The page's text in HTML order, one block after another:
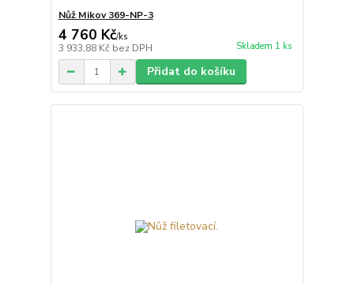
Nůž Mikov 369-NP-3
4 760 Kč/ks
3 933,88 Kč bez DPH Skladem 1 ks
Přidat do košíku